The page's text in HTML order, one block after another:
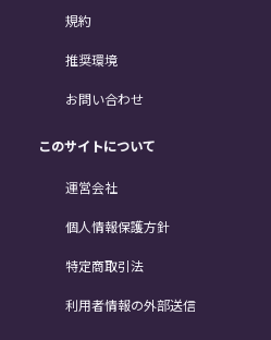
規約
推奨環境
お問い合わせ
このサイトについて
運営会社
個人情報保護方針
特定商取引法
利用者情報の外部送信